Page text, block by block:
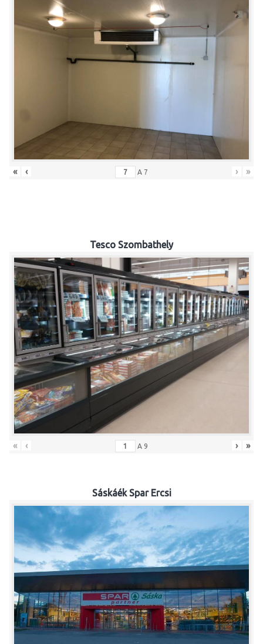
« ‹ A 7 › »
Tesco Szombathely
« ‹ A 9 › »
Sáskáék Spar Ercsi